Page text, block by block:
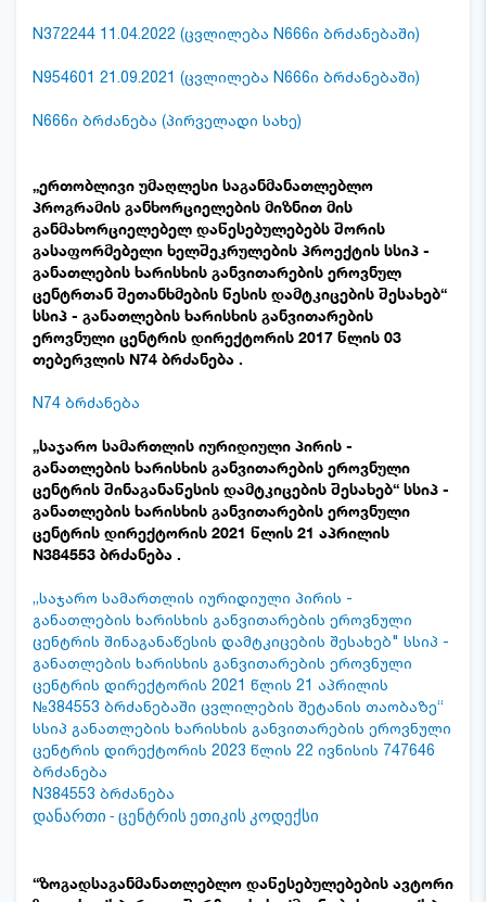
N372244 11.04.2022 (ცვლილება N666ი ბრძანებაში)
N954601 21.09.2021 (ცვლილება N666ი ბრძანებაში)
N666ი ბრძანება (პირველადი სახე)
„ერთობლივი უმაღლესი საგანმანათლებლო
პროგრამის განხორციელების მიზნით მის
განმახორციელებელ დაწესებულებებს შორის
გასაფორმებელი ხელშეკრულების პროექტის სსიპ -
განათლების ხარისხის განვითარების ეროვნულ
ცენტრთან შეთანხმების წესის დამტკიცების შესახებ“
სსიპ - განათლების ხარისხის განვითარების
ეროვნული ცენტრის დირექტორის 2017 წლის 03
თებერვლის N74 ბრძანება .
N74 ბრძანება
„საჯარო სამართლის იურიდიული პირის -
განათლების ხარისხის განვითარების ეროვნული
ცენტრის შინაგანაწესის დამტკიცების შესახებ“ სსიპ -
განათლების ხარისხის განვითარების ეროვნული
ცენტრის დირექტორის 2021 წლის 21 აპრილის
N384553 ბრძანება .
,,საჯარო სამართლის იურიდიული პირის -
განათლების ხარისხის განვითარების ეროვნული
ცენტრის შინაგანაწესის დამტკიცების შესახებ" სსიპ -
განათლების ხარისხის განვითარების ეროვნული
ცენტრის დირექტორის 2021 წლის 21 აპრილის
№384553 ბრძანებაში ცვლილების შეტანის თაობაზე“
სსიპ განათლების ხარისხის განვითარების ეროვნული
ცენტრის დირექტორის 2023 წლის 22 ივნისის 747646
ბრძანება
N384553 ბრძანება
დანართი - ცენტრის ეთიკის კოდექსი
“ზოგადსაგანმანათლებლო დაწესებულებების ავტორი